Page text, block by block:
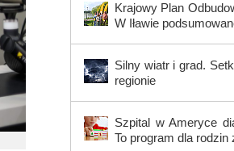
Krajowy Plan
W Iławie
Silny wiatr i grad.
regionie
Szpital w Ameryce
To program dla rodzin